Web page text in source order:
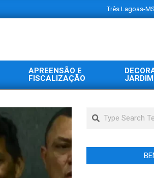
Três Lagoas-MS
APREENSÃO E
FISCALIZAÇÃO
JARDIM
Search